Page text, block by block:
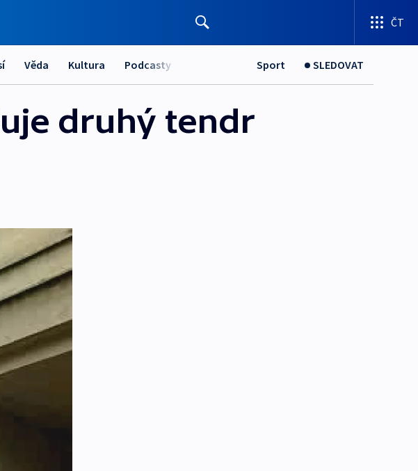
ČT
Věda Kultura Podcasty Sport SLEDOVAT
druhý tendr